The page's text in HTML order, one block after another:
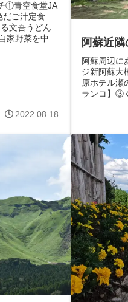
①青空食堂JA
だご汁定食
文吾うどん
家野菜を中心
2022.08.18
阿蘇近
阿蘇周辺に
ジ新阿蘇大
原ホテル瀬
ランコ】③